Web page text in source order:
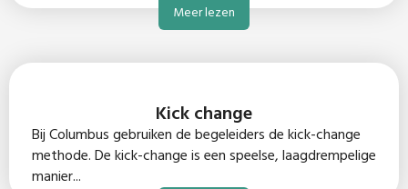
Meer lezen
Kick change
Bij Columbus gebruiken de begeleiders de kick-change
methode. De kick-change is een speelse, laagdrempelige
manier...